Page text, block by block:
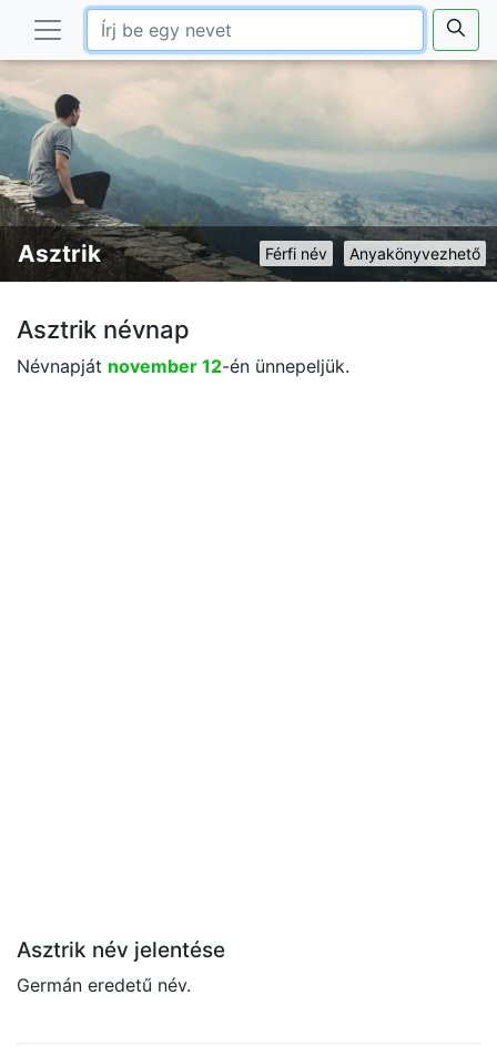
Anyakönyvezhető
Férfi név
Asztrik
Asztrik névnap
Névnapját november 12-én ünnepeljük.
Asztrik név jelentése
Germán eredetű név.